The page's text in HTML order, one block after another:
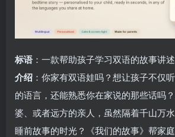
标语 ：一款帮助孩子学习双语的故事讲
介绍 ：你家有双语娃吗？想让孩子不仅
的语言，还能熟悉你在家说的那些话吗
婆、或者远方的亲人，虽然隔着千山万
睡前故事的时光？《我们的故事》帮家